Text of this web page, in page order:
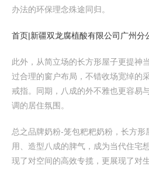
办法的环保理念殊途同归。
首页|新疆双龙腐植酸有限公司广州分
此外，从简立场的长方形屋子更提神
过合理的窗户布局，不错收场宽绰的
戒指。同期，八成的外不雅也更容易
调的居住氛围。
总之品牌奶粉-笼包粑粑奶粉，长方
用、造型八成的脾气，成为当代住宅
现了对空间的高效专揽，更展现了对